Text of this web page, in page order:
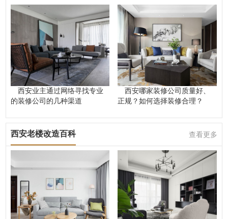
西安业主通过网络寻找专业
的装修公司的几种渠道
西安哪家装修公司质量好、
正规？如何选择装修合理？
西安老楼改造百科 查看更多